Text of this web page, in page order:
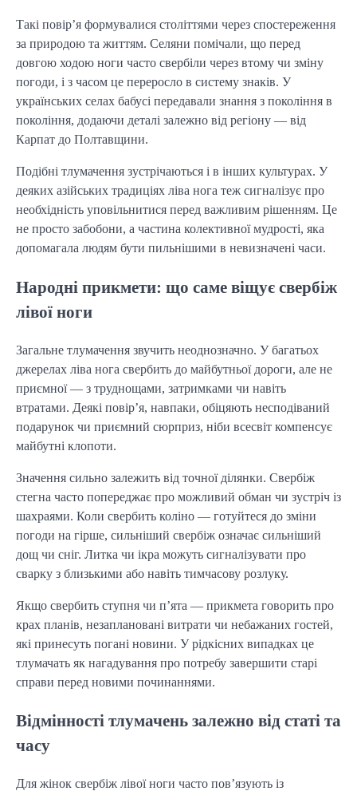
Такі повір’я формувалися століттями через спостереження
за природою та життям. Селяни помічали, що перед
довгою ходою ноги часто свербіли через втому чи зміну
погоди, і з часом це переросло в систему знаків. У
українських селах бабусі передавали знання з покоління в
покоління, додаючи деталі залежно від регіону — від
Карпат до Полтавщини.
Подібні тлумачення зустрічаються і в інших культурах. У
деяких азійських традиціях ліва нога теж сигналізує про
необхідність уповільнитися перед важливим рішенням. Це
не просто забобони, а частина колективної мудрості, яка
допомагала людям бути пильнішими в невизначені часи.
Народні прикмети: що саме віщує свербіж
лівої ноги
Загальне тлумачення звучить неоднозначно. У багатьох
джерелах ліва нога свербить до майбутньої дороги, але не
приємної — з труднощами, затримками чи навіть
втратами. Деякі повір’я, навпаки, обіцяють несподіваний
подарунок чи приємний сюрприз, ніби всесвіт компенсує
майбутні клопоти.
Значення сильно залежить від точної ділянки. Свербіж
стегна часто попереджає про можливий обман чи зустріч із
шахраями. Коли свербить коліно — готуйтеся до зміни
погоди на гірше, сильніший свербіж означає сильніший
дощ чи сніг. Литка чи ікра можуть сигналізувати про
сварку з близькими або навіть тимчасову розлуку.
Якщо свербить ступня чи п’ята — прикмета говорить про
крах планів, незаплановані витрати чи небажаних гостей,
які принесуть погані новини. У рідкісних випадках це
тлумачать як нагадування про потребу завершити старі
справи перед новими починаннями.
Відмінності тлумачень залежно від статі та
часу
Для жінок свербіж лівої ноги часто пов’язують із